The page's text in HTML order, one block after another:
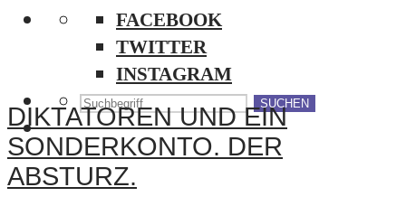
FACEBOOK
TWITTER
INSTAGRAM
SUCHEN
DIKTATOREN UND EIN
SONDERKONTO. DER
ABSTURZ.